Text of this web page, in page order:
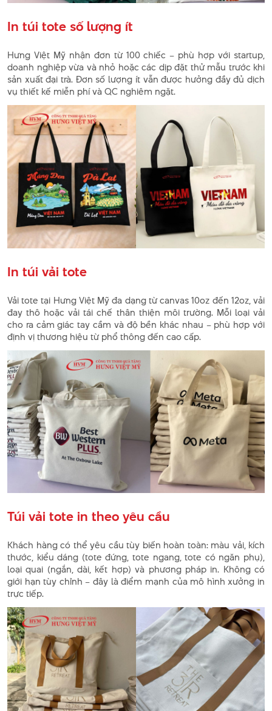
In túi tote số lượng ít
Hưng Việt Mỹ nhận đơn từ 100 chiếc – phù hợp với startup,
doanh nghiệp vừa và nhỏ hoặc các dịp đặt thử mẫu trước khi
sản xuất đại trà. Đơn số lượng ít vẫn được hưởng đầy đủ dịch
vụ thiết kế miễn phí và QC nghiêm ngặt.
In túi vải tote
Vải tote tại Hưng Việt Mỹ đa dạng từ canvas 10oz đến 12oz, vải
đay thô hoặc vải tái chế thân thiện môi trường. Mỗi loại vải
cho ra cảm giác tay cầm và độ bền khác nhau – phù hợp với
định vị thương hiệu từ phổ thông đến cao cấp.
Túi vải tote in theo yêu cầu
Khách hàng có thể yêu cầu tùy biến hoàn toàn: màu vải, kích
thước, kiểu dáng (tote đứng, tote ngang, tote có ngăn phụ),
loại quai (ngắn, dài, kết hợp) và phương pháp in. Không có
giới hạn tùy chỉnh – đây là điểm mạnh của mô hình xưởng in
trực tiếp.